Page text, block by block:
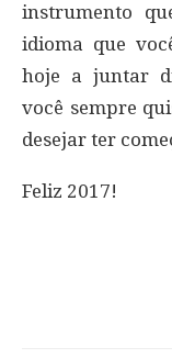
instrumento
idioma que
hoje a juntar
você sempre
desejar ter
Feliz 2017!